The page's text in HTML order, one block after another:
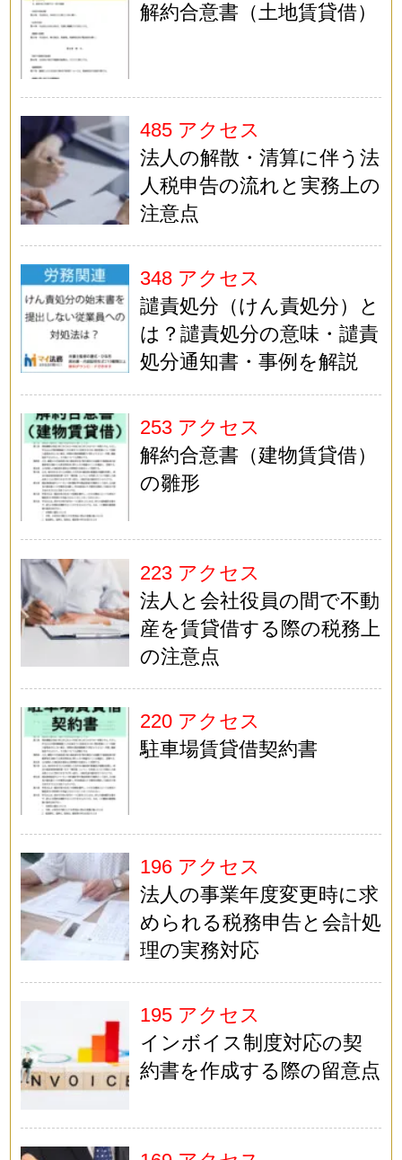
解約合意書（土地賃貸借）
485 アクセス
法人の解散・清算に伴う法
人税申告の流れと実務上の
注意点
348 アクセス
譴責処分（けん責処分）と
は？譴責処分の意味・譴責
処分通知書・事例を解説
253 アクセス
解約合意書（建物賃貸借）
の雛形
223 アクセス
法人と会社役員の間で不動
産を賃貸借する際の税務上
の注意点
220 アクセス
駐車場賃貸借契約書
196 アクセス
法人の事業年度変更時に求
められる税務申告と会計処
理の実務対応
195 アクセス
インボイス制度対応の契
約書を作成する際の留意点